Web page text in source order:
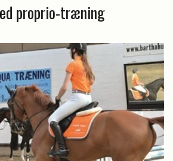
proprio-træning